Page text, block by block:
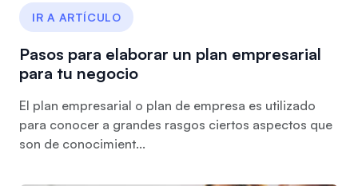
IR A ARTÍCULO
Pasos para elaborar un plan empresarial
para tu negocio
El plan empresarial o plan de empresa es utilizado
para conocer a grandes rasgos ciertos aspectos que
son de conocimient...